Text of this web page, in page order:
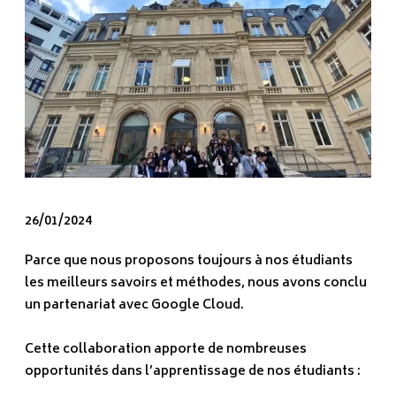
26/01/2024
Parce que nous proposons toujours à nos étudiants
les meilleurs savoirs et méthodes, nous avons conclu
un partenariat avec Google Cloud.
Cette collaboration apporte de nombreuses
opportunités dans l’apprentissage de nos étudiants :